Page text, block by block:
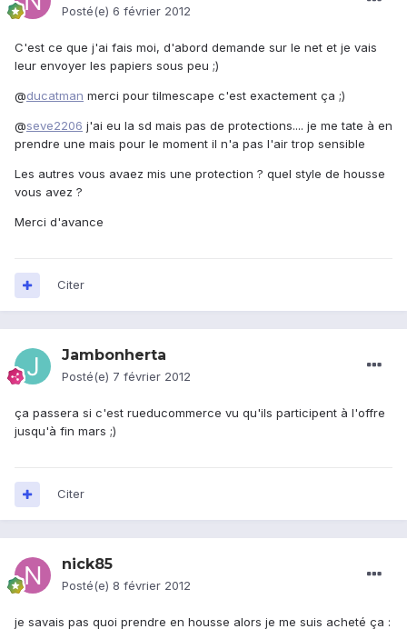
Posté(e) 6 février 2012
C'est ce que j'ai fais moi, d'abord demande sur le net et je vais
leur envoyer les papiers sous peu ;)
@ducatman merci pour tilmescape c'est exactement ça ;)
@seve2206 j'ai eu la sd mais pas de protections.... je me tate à en
prendre une mais pour le moment il n'a pas l'air trop sensible
Les autres vous avaez mis une protection ? quel style de housse
vous avez ?
Merci d'avance
Citer
Jambonherta
Posté(e) 7 février 2012
ça passera si c'est rueducommerce vu qu'ils participent à l'offre
jusqu'à fin mars ;)
Citer
nick85
Posté(e) 8 février 2012
je savais pas quoi prendre en housse alors je me suis acheté ça :